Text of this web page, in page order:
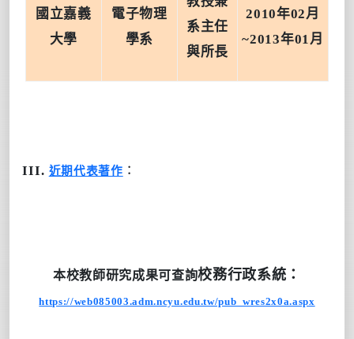
國立嘉義
大學
電子物理
學系
系主任
與所長
2010年02月
~2013年01 月
III. 近期代表著作 ︰
本校教師研究成果可查詢校務行政系統 ：
https://web085003.adm.ncyu.edu.tw/pub_wres2x0a.aspx